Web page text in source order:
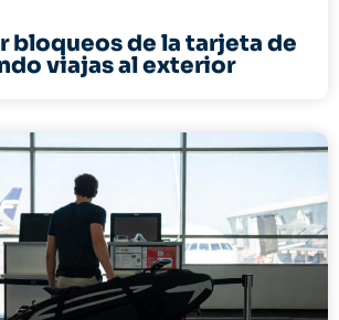
bloqueos de la tarjeta de
viajas al exterior